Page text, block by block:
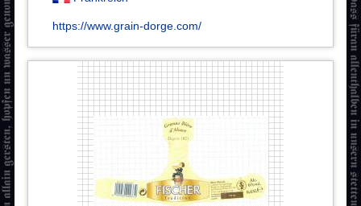
https://www.grain-dorge.com/